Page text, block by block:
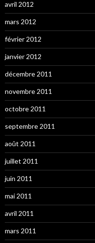
avril 2012
mars 2012
février 2012
janvier 2012
décembre 2011
novembre 2011
octobre 2011
septembre 2011
août 2011
juillet 2011
juin 2011
mai 2011
avril 2011
mars 2011